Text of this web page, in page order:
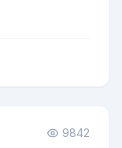
9842